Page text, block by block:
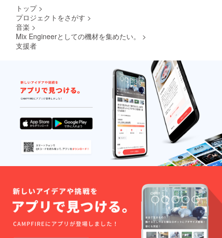
トップ >
プロジェクトをさがす >
音楽 >
Mix Engineerとしての機材を集めたい。
>
支援者